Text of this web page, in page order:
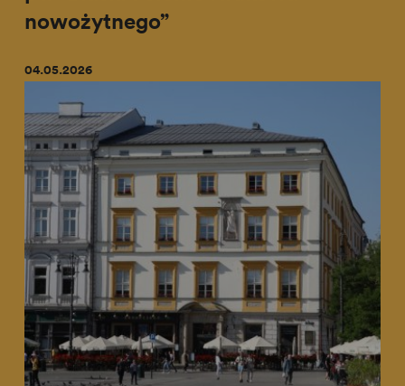
nowożytnego”
04.05.2026